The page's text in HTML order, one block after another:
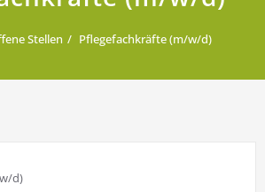
Stellen Pflegefachkräfte (m/w/d)
d)